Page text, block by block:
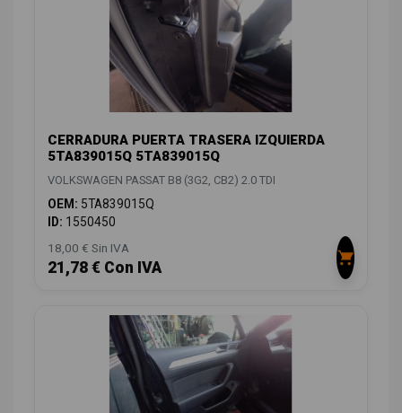
CERRADURA PUERTA TRASERA IZQUIERDA
5TA839015Q 5TA839015Q
VOLKSWAGEN PASSAT B8 (3G2, CB2) 2.0 TDI
OEM: 5TA839015Q
ID: 1550450
18,00 € Sin IVA
21,78 € Con IVA